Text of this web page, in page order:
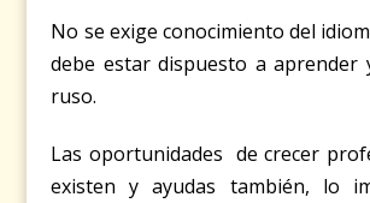
No se exige conocimiento del
debe estar dispuesto a aprender
ruso.
Las oportunidades de crecer
existen y ayudas también, lo